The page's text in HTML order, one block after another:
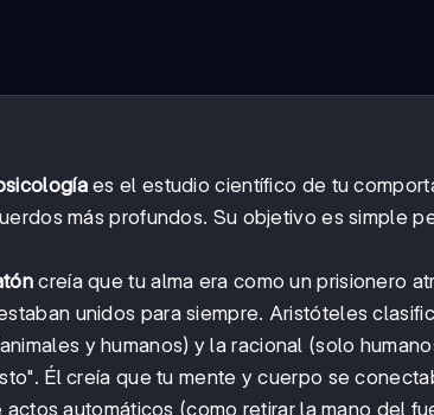
es el estudio científico de tu
más profundos. Su objetivo es simple
creía que tu alma era como un prisionero
unidos para siempre. Aristóteles
y humanos) y la racional (solo
Él creía que tu mente y cuerpo se
automáticos (como retirar la mano del